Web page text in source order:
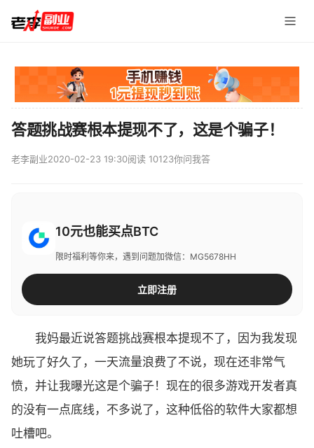
答题挑战赛根本提现不了，这是个骗子！
老李副业2020-02-23 19:30阅读 10123你问我答
10元也能买点BTC
限时福利等你来，遇到问题加微信：MG5678HH
立即注册
我妈最近说答题挑战赛根本提现不了，因为我发现
她玩了好久了，一天流量浪费了不说，现在还非常气
愤，并让我曝光这是个骗子！现在的很多游戏开发者真
的没有一点底线，不多说了，这种低俗的软件大家都想
吐槽吧。